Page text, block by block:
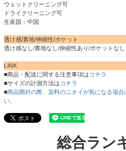
ウェットクリーニング可
ドライクリーニング可
生産国：中国
透け感/裏地/伸縮性/ポケット
透け感なし/裏地なし/伸縮性あり/ポケットなし
LINK
■商品・配送に関する注意事項は コチラ
■サイズの計測方法は コチラ
■商品開封の際、染料のニオイが気になる場
い。
総合ラン